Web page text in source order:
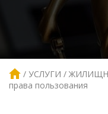
УСЛУГИ
права пользования